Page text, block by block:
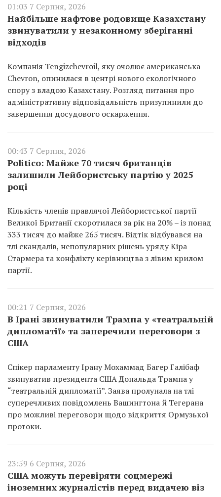
01:03 7 Серпня, 2026
Найбільше нафтове родовище Казахстану
звинуватили у незаконному зберіганні
відходів
Компанія Tengizchevroil, яку очолює американська
Chevron, опинилася в центрі нового екологічного
спору з владою Казахстану. Розгляд питання про
адміністративну відповідальність призупинили до
завершення досудового оскарження.
00:43 7 Серпня, 2026
Politico: Майже 70 тисяч британців
залишили Лейбористську партію у 2025
році
Кількість членів правлячої Лейбористської партії
Великої Британії скоротилася за рік на 20% – із понад
333 тисяч до майже 265 тисяч. Відтік відбувався на
тлі скандалів, непопулярних рішень уряду Кіра
Стармера та конфлікту керівництва з лівим крилом
партії.
00:21 7 Серпня, 2026
В Ірані звинуватили Трампа у «театральній
дипломатії» та заперечили переговори з
США
Спікер парламенту Ірану Мохаммад Багер Галібаф
звинуватив президента США Дональда Трампа у
“театральній дипломатії”. Заява пролунала на тлі
суперечливих повідомлень Вашингтона й Тегерана
про можливі переговори щодо відкриття Ормузької
протоки.
23:59 6 Серпня, 2026
США можуть перевіряти соцмережі
іноземних журналістів перед видачею віз